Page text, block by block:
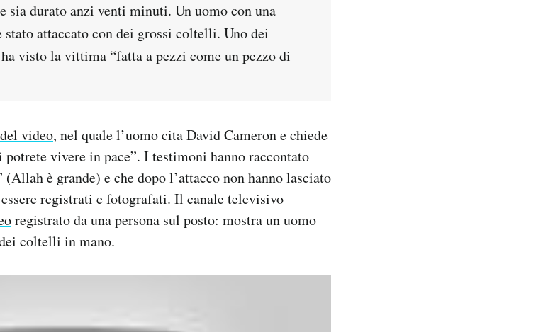
sia durato anzi venti minuti. Un uomo con una
attaccato con dei grossi coltelli. Uno dei
visto la vittima “fatta a pezzi come un pezzo di
video, nel quale l’uomo cita David Cameron e chiede
vivere in pace”. I testimoni hanno raccontato
è grande) e che dopo l’attacco non hanno lasciato
registrati e fotografati. Il canale televisivo
registrato da una persona sul posto: mostra un uomo
coltelli in mano.